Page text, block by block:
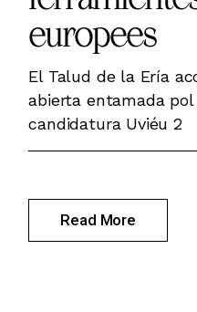
europees
El Talud de la Ería
abierta entamada
candidatura Uviéu 2
Read More